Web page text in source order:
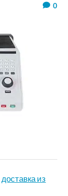
0
доставка из